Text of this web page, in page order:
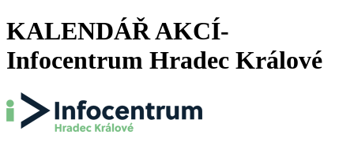
KALENDÁŘ AKCÍ-
Infocentrum Hradec Králové